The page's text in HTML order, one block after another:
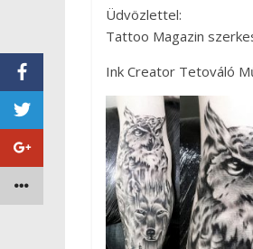
Üdvözlettel:
Tattoo Magazin
Ink Creator Tetováló